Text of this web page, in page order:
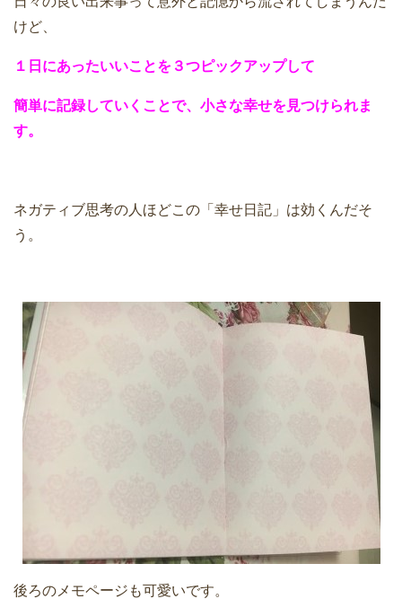
けど、
１日にあったいいことを３つピックアップして
簡単に記録していくことで、小さな幸せを見つけられま
す。
ネガティブ思考の人ほどこの「幸せ日記」は効くんだそ
う。
後ろのメモページも可愛いです。